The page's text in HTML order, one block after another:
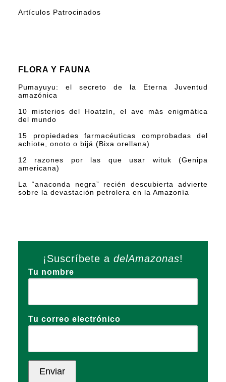
Artículos Patrocinados
FLORA Y FAUNA
Pumayuyu: el secreto de la Eterna Juventud
amazónica
10 misterios del Hoatzín, el ave más enigmática
del mundo
15 propiedades farmacéuticas comprobadas del
achiote, onoto o bijá (Bixa orellana)
12 razones por las que usar wituk (Genipa
americana)
La “anaconda negra” recién descubierta advierte
sobre la devastación petrolera en la Amazonía
¡Suscríbete a delAmazonas!
Tu nombre
Tu correo electrónico